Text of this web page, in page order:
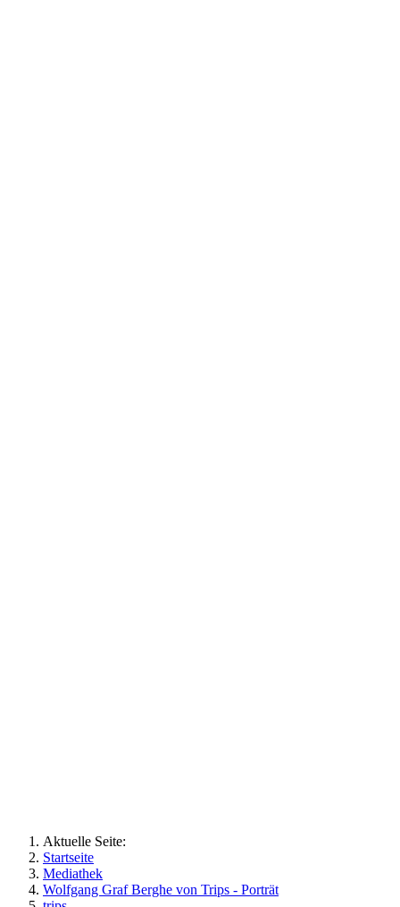
Aktuelle Seite:
Startseite
Mediathek
Wolfgang Graf Berghe von Trips - Porträt